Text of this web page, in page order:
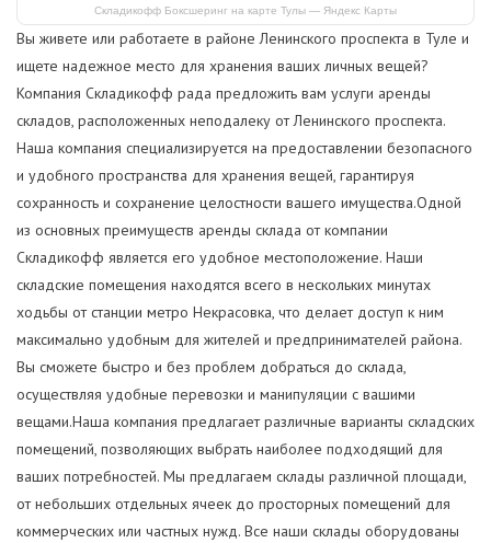
Складикофф Боксшеринг на карте Тулы — Яндекс Карты
Вы живете или работаете в районе Ленинского проспекта в Туле и
ищете надежное место для хранения ваших личных вещей?
Компания Складикофф рада предложить вам услуги аренды
складов, расположенных неподалеку от Ленинского проспекта.
Наша компания специализируется на предоставлении безопасного
и удобного пространства для хранения вещей, гарантируя
сохранность и сохранение целостности вашего имущества.Одной
из основных преимуществ аренды склада от компании
Складикофф является его удобное местоположение. Наши
складские помещения находятся всего в нескольких минутах
ходьбы от станции метро Некрасовка, что делает доступ к ним
максимально удобным для жителей и предпринимателей района.
Вы сможете быстро и без проблем добраться до склада,
осуществляя удобные перевозки и манипуляции с вашими
вещами.Наша компания предлагает различные варианты складских
помещений, позволяющих выбрать наиболее подходящий для
ваших потребностей. Мы предлагаем склады различной площади,
от небольших отдельных ячеек до просторных помещений для
коммерческих или частных нужд. Все наши склады оборудованы